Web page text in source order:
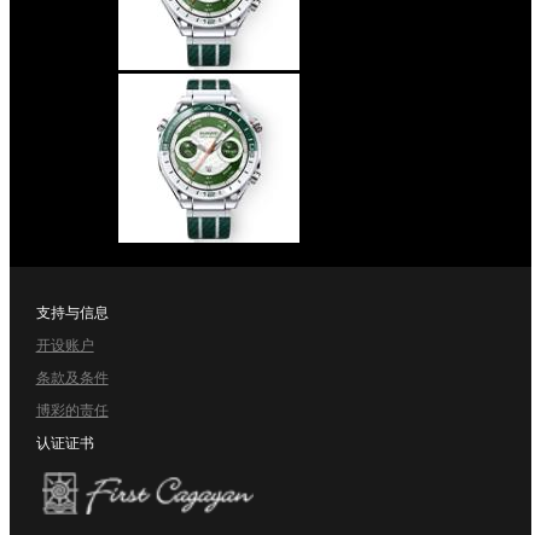
支持与信息
开设账户
条款及条件
博彩的责任
认证证书